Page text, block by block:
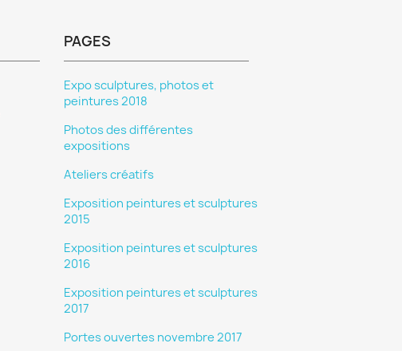
PAGES
Expo sculptures, photos et
peintures 2018
Photos des différentes
expositions
Ateliers créatifs
Exposition peintures et sculptures
2015
Exposition peintures et sculptures
2016
Exposition peintures et sculptures
2017
Portes ouvertes novembre 2017